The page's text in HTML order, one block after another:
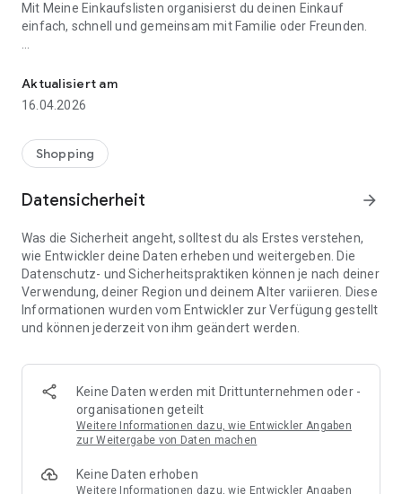
Mit Meine Einkaufslisten organisierst du deinen Einkauf
einfach, schnell und gemeinsam mit Familie oder Freunden.
👨‍👩‍👧 Gemeinsame Einkaufslisten in Echtzeit: Alle sehen
⚡ Superschnell & einfach: Liste in Sekunden erstellen und
sofort loslegen.
📱 Immer dabei: Deine Einkaufsliste ist jederzeit auf deinem
🤝 Teilen leicht gemacht: Lade andere ein und erledigt den
Einkauf gemeinsam.
🍳 Zutaten direkt aus Rezepten übernehmen: Importiere
Zutaten von Rezept-Webseiten und verwandle sie
🚀 DEINE VORTEILE IM ALLTAG
* Nie wieder doppelte Einkäufe
* Kein Chaos mehr beim Einkaufen
* Bessere Abstimmung mit Familie & Freunden
* Perfekt für die Essensplanung
Aktualisiert am
16.04.2026
Shopping
Datensicherheit arrow_forward
Was die Sicherheit angeht, solltest du als Erstes verstehen,
wie Entwickler deine Daten erheben und weitergeben. Die
Datenschutz- und Sicherheitspraktiken können je nach deiner
Verwendung, deiner Region und deinem Alter variieren. Diese
Informationen wurden vom Entwickler zur Verfügung gestellt
und können jederzeit von ihm geändert werden.
Keine Daten werden mit Drittunternehmen oder -
organisationen geteilt
Weitere Informationen dazu, wie Entwickler Angaben
zur Weitergabe von Daten machen
Keine Daten erhoben
Weitere Informationen dazu, wie Entwickler Angaben